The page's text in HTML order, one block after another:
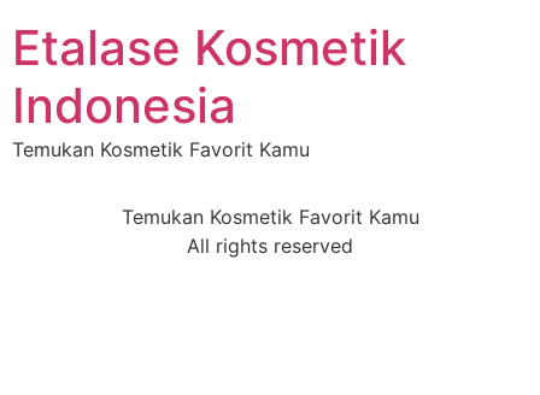
Etalase Kosmetik
Indonesia
Temukan Kosmetik Favorit Kamu
Temukan Kosmetik Favorit Kamu
All rights reserved